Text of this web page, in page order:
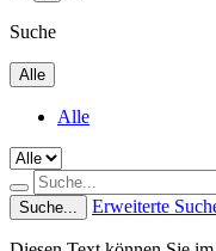
Suche
Alle
Alle
Suche... Erweiterte